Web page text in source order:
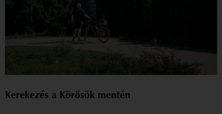
Kerekezés a Körösök mentén